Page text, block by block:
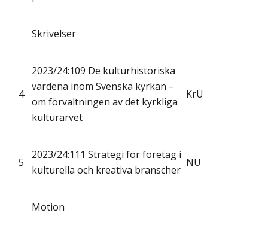
Skrivelser
4
2023/24:109 De kulturhistoriska
värdena inom Svenska kyrkan –
om förvaltningen av det kyrkliga
kulturarvet
KrU
5
2023/24:111 Strategi för företag i
kulturella och kreativa branscher
NU
Motion